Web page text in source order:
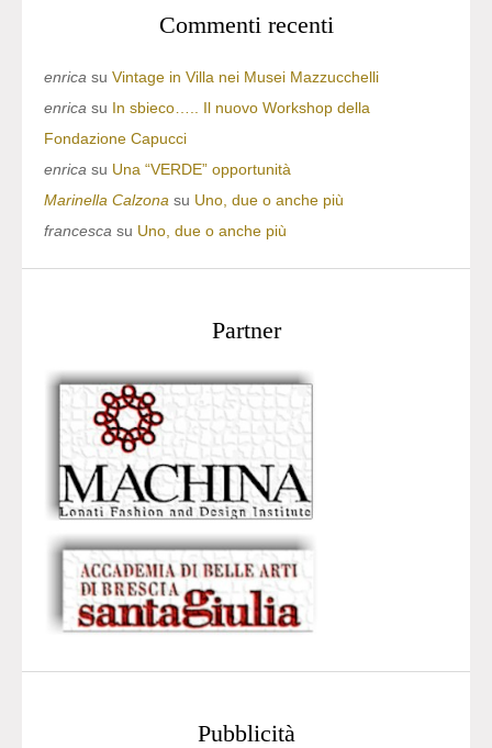
Commenti recenti
enrica su Vintage in Villa nei Musei Mazzucchelli
enrica su In sbieco….. Il nuovo Workshop della
Fondazione Capucci
enrica su Una “VERDE” opportunità
Marinella Calzona su Uno, due o anche più
francesca su Uno, due o anche più
Partner
Pubblicità